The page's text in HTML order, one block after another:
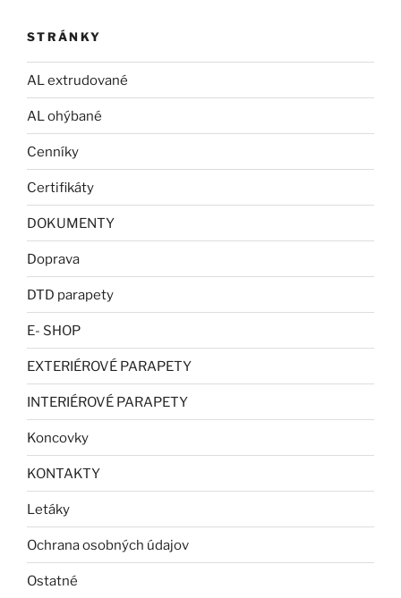
STRÁNKY
AL extrudované
AL ohýbané
Cenníky
Certifikáty
DOKUMENTY
Doprava
DTD parapety
E- SHOP
EXTERIÉROVÉ PARAPETY
INTERIÉROVÉ PARAPETY
Koncovky
KONTAKTY
Letáky
Ochrana osobných údajov
Ostatné